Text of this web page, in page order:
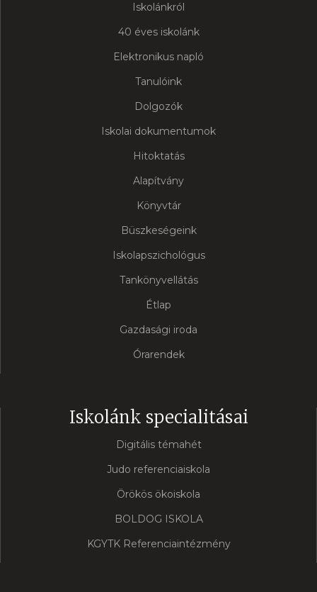
Iskolánkról
40 éves iskolánk
Elektronikus napló
Tanulóink
Dolgozók
Iskolai dokumentumok
Hitoktatás
Alapítvány
Könyvtár
Büszkeségeink
Iskolapszichológus
Tankönyvellátás
Étlap
Gazdasági iroda
Órarendek
Iskolánk specialitásai
Digitális témahét
Judo referenciaiskola
Örökös ökoiskola
BOLDOG ISKOLA
KGYTK Referenciaintézmény